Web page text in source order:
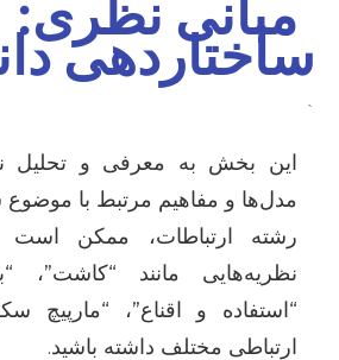
مبانی نظری:
ساختاردهی
`
این بخش به معرفی و تحلیل
مدل‌ها و مفاهیم مرتبط با موضوع
رشته ارتباطات، ممکن است
نظریه‌هایی مانند “کاشت”،
“استفاده و اقناع”، “مارپیچ
ارتباطی مختلف داشته باشید.